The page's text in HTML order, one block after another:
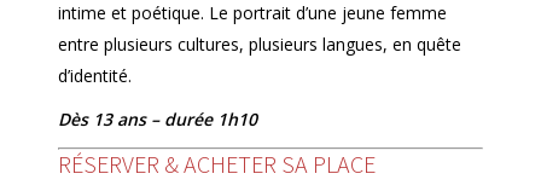
intime et poétique. Le portrait d’une jeune femme
entre plusieurs cultures, plusieurs langues, en quête
d’identité.
Dès 13 ans – durée 1h10
RÉSERVER & ACHETER SA PLACE